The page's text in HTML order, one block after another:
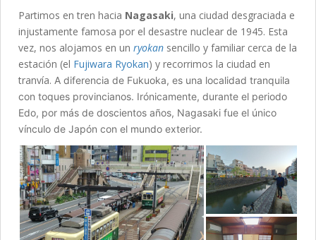
Partimos en tren hacia Nagasaki, una ciudad desgraciada e
injustamente famosa por el desastre nuclear de 1945. Esta
vez, nos alojamos en un ryokan sencillo y familiar cerca de la
estación (el Fujiwara Ryokan) y recorrimos la ciudad en
tranvía. A diferencia de Fukuoka, es una localidad tranquila
con toques provincianos. Irónicamente, durante el periodo
Edo, por más de doscientos años, Nagasaki fue el único
vínculo de Japón con el mundo exterior.